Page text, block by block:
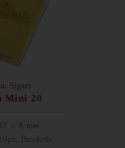
, Sigari
Mini 20
× 8 mm
Pacchetto